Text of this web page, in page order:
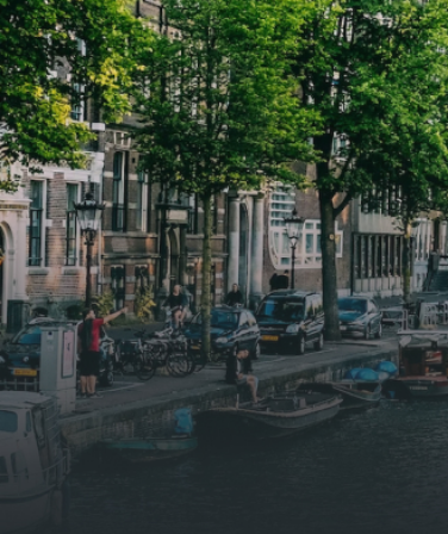
leefruimte. De lichte woonkamer
biedt genoeg ruimte voor een
gezellige zithoek én een stijlvolle
eethoek. De keuken is van alle
gemakken voorzien, perfect voor het
bereiden van heerlijke maaltijden.
Vanuit de woonkamer stap je zo het
balkon op, waar je kunt genieten
van een prachtig uitzicht en een
moment van rust. De woning
beschikt over twee comfortabele
slaapkamers van respectievelijk 12,1
m² en 8 m². Beide kamers bieden tal
van mogelijkheden, zoals een fijne
werkplek, een logeerkamer of een
persoonlijke slaapkamer. De